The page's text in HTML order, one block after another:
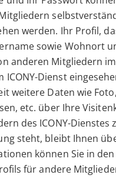
Mitgliedern
werden. Ihr Profil,
sowie Wohnort
anderen Mitgliedern
ICONY-Dienst
weitere Daten wie
etc. über Ihre
des ICONY-Dienstes
steht, bleibt Ihnen
können Sie in
für andere